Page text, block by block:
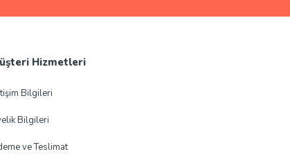
Hizmetleri
Bilgileri
Bilgileri
ve Teslimat